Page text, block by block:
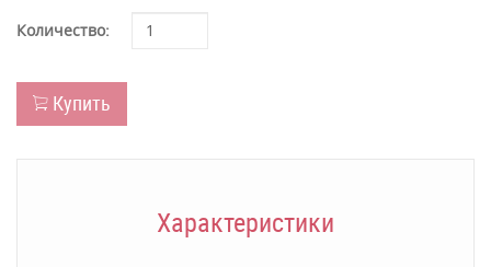
Количество:
Купить
Характеристики